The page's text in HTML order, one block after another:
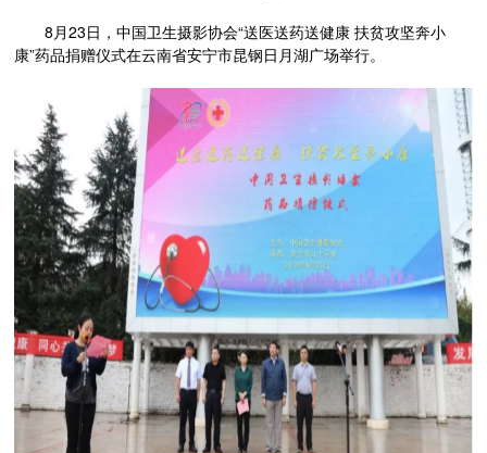
8月23日，中国卫生摄影协会“送医送药送健康 扶贫攻坚奔小
康”药品捐赠仪式在云南省安宁市昆钢日月湖广场举行。